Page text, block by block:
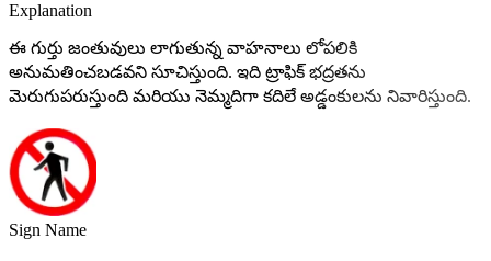
Explanation
ఈ గుర్తు జంతువులు లాగుతున్న వాహనాలు లోపలికి
అనుమతించబడవని సూచిస్తుంది. ఇది ట్రాఫిక్ భద్రతను
మెరుగుపరుస్తుంది మరియు నెమ్మదిగా కదిలే అడ్డంకులను నివారిస్తుంది.
Sign Name